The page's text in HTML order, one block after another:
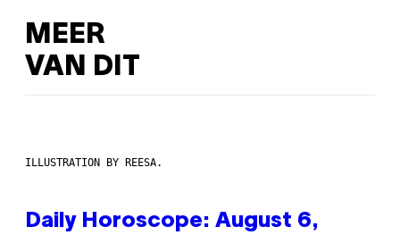
MEER
VAN DIT
ILLUSTRATION BY REESA.
Daily Horoscope: August 6,